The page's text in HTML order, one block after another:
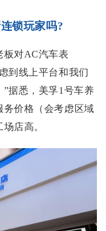
锁玩家吗?
板对AC汽车表
到线上平台和我们
据悉，美孚1号车养
务价格（会考虑区域
店高。